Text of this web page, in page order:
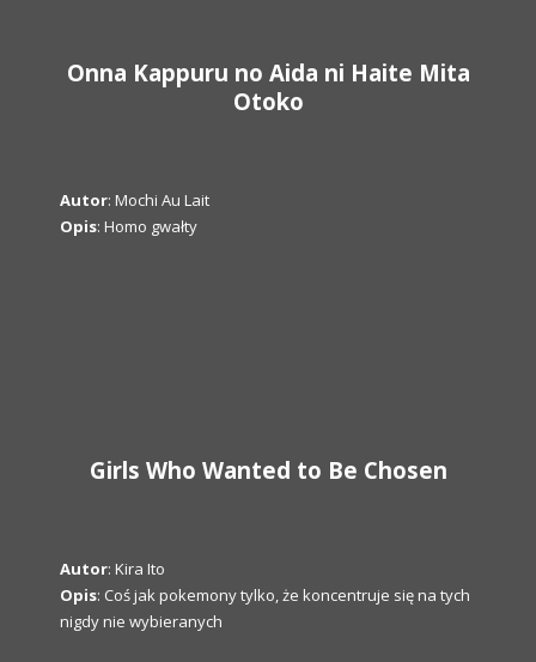
Onna Kappuru no Aida ni Haite Mita
Otoko
Autor: Mochi Au Lait
Opis: Homo gwałty
Girls Who Wanted to Be Chosen
Autor: Kira Ito
Opis: Coś jak pokemony tylko, że koncentruje się na tych
nigdy nie wybieranych